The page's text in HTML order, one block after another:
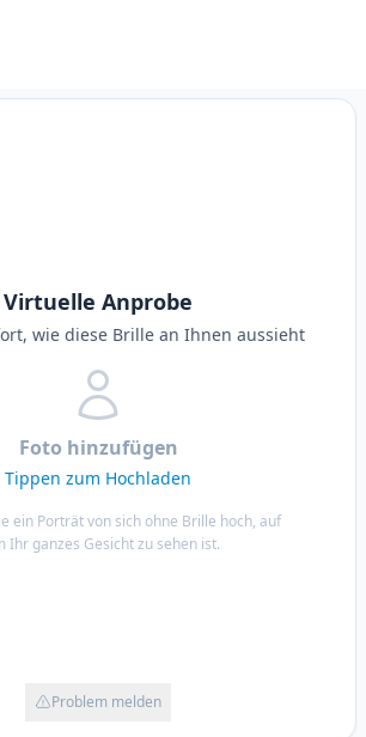
Virtuelle Anprobe
wie diese Brille an Ihnen aussieht
Foto hinzufügen
Tippen zum Hochladen
ein Porträt von sich ohne Brille hoch, auf
Ihr ganzes Gesicht zu sehen ist.
Problem melden